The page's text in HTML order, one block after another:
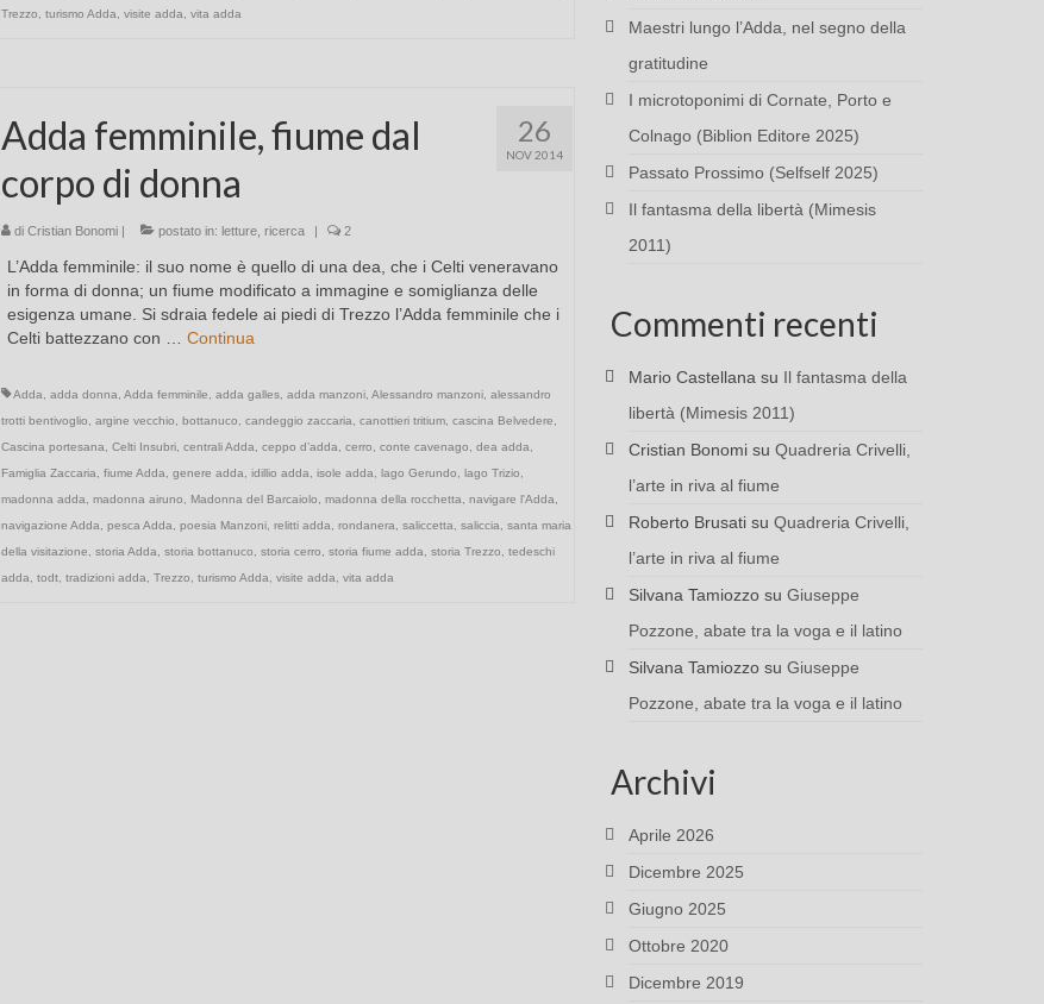
Trezzo
turismo Adda visite adda vita adda
26
NOV 2014
Adda femminile, fiume dal
corpo di donna
di Cristian Bonomi| postato in: letture, ricerca | 2
L’Adda femminile: il suo nome è quello di una dea, che i Celti veneravano
in forma di donna; un fiume modificato a immagine e somiglianza delle
esigenza umane. Si sdraia fedele ai piedi di Trezzo l’Adda femminile che i
Celti battezzano con … Continua
Adda adda donna Adda femminile adda galles, adda manzoni, Alessandro manzoni, alessandro
trotti bentivoglio
argine vecchio bottanuco candeggio zaccaria canottieri tritium, cascina Belvedere
Cascina portesana
Celti Insubri, centrali Adda ceppo d’adda cerro conte cavenago dea adda
Famiglia Zaccaria
fiume Adda genere adda idillio adda isole adda lago Gerundo lago Trizio
madonna adda
madonna airuno Madonna del Barcaiolo madonna della rocchetta navigare l'Adda
navigazione Adda
pesca Adda poesia Manzoni, relitti adda rondanera saliccetta saliccia
santa maria
della visitazione
storia Adda storia bottanuco storia cerro storia fiume adda storia Trezzo
tedeschi
adda
todt, tradizioni adda Trezzo turismo Adda visite adda vita adda
Maestri lungo l’Adda, nel segno della
gratitudine
I microtoponimi di Cornate, Porto e
Colnago (Biblion Editore 2025)
Passato Prossimo (Selfself 2025)
Il fantasma della libertà (Mimesis
2011)
Commenti recenti
Mario Castellana su Il fantasma della
libertà (Mimesis 2011)
Cristian Bonomisu Quadreria Crivelli,
l’arte in riva al fiume
Roberto Brusatisu Quadreria Crivelli,
l’arte in riva al fiume
Silvana Tamiozzosu Giuseppe
Pozzone, abate tra la voga e il latino
Silvana Tamiozzosu Giuseppe
Pozzone, abate tra la voga e il latino
Archivi
Aprile 2026
Dicembre 2025
Giugno 2025
Ottobre 2020
Dicembre 2019